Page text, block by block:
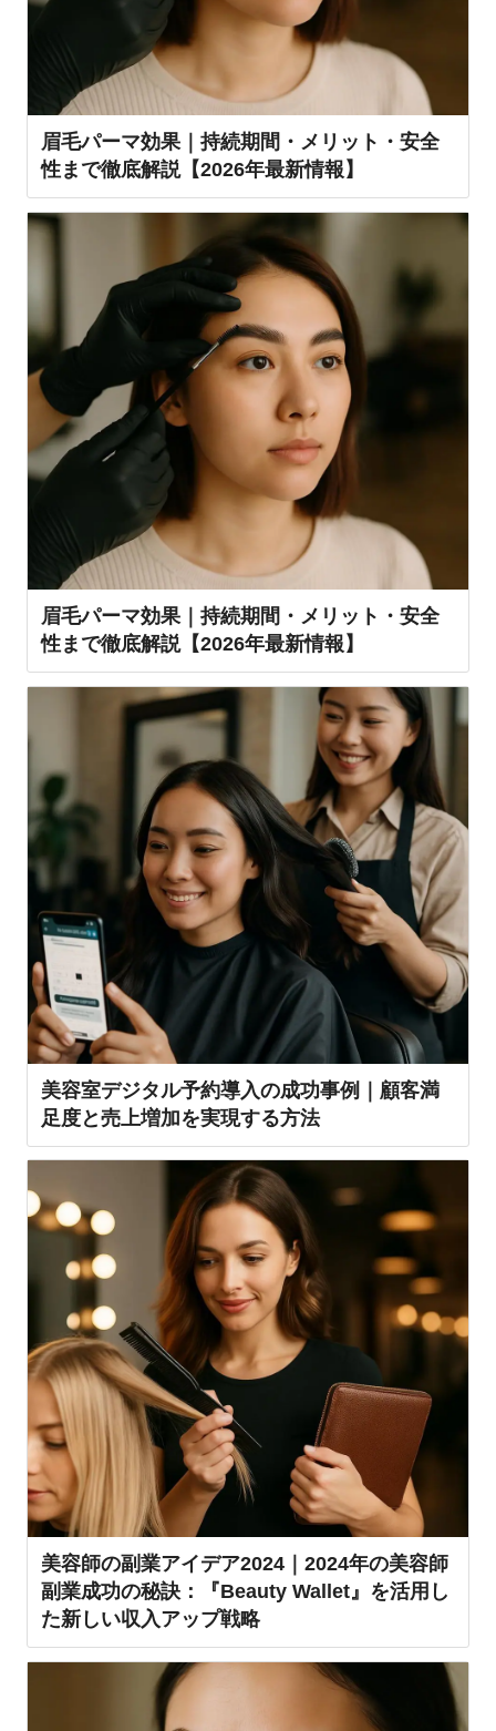
眉毛パーマ効果｜持続期間・メリット・安全
性まで徹底解説【2026年最新情報】
眉毛パーマ効果｜持続期間・メリット・安全
性まで徹底解説【2026年最新情報】
美容室デジタル予約導入の成功事例｜顧客満
足度と売上増加を実現する方法
美容師の副業アイデア2024｜2024年の美容師
副業成功の秘訣：『Beauty Wallet』を活用し
た新しい収入アップ戦略